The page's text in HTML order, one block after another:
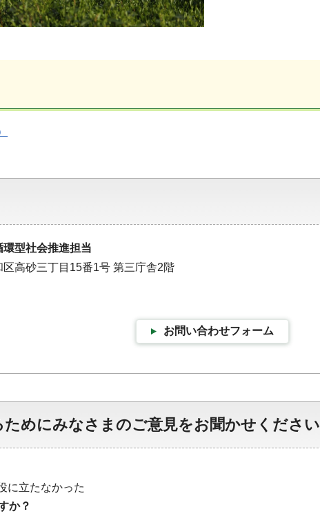
型社会推進担当
高砂三丁目15番1号 第三庁舎2階
お問い合わせフォーム
めにみなさまのご意見をお聞かせください
に立たなかった
か？